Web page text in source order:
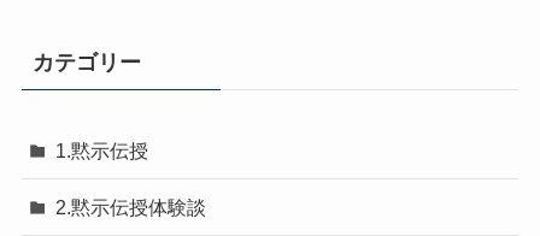
カテゴリー
1.黙示伝授
2.黙示伝授体験談